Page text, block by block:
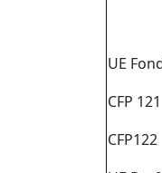
UE
CFP 121
CFP122